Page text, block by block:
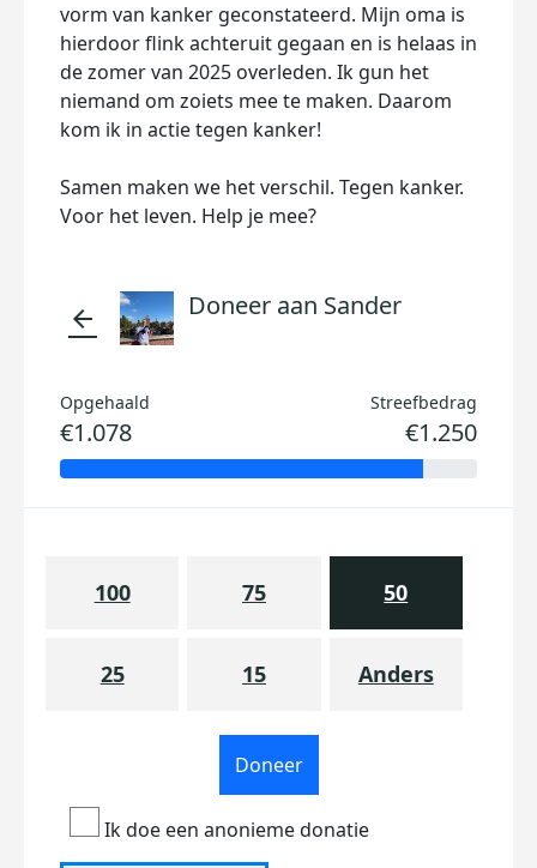
vorm van kanker geconstateerd. Mijn oma is
hierdoor flink achteruit gegaan en is helaas in
de zomer van 2025 overleden. Ik gun het
niemand om zoiets mee te maken. Daarom
kom ik in actie tegen kanker!
Samen maken we het verschil. Tegen kanker.
Voor het leven. Help je mee?
arrow_back Doneer aan Sander
Opgehaald
€1.078
Streefbedrag
€1.250
100 75 50
25 15 Anders
Doneer
Ik doe een anonieme donatie